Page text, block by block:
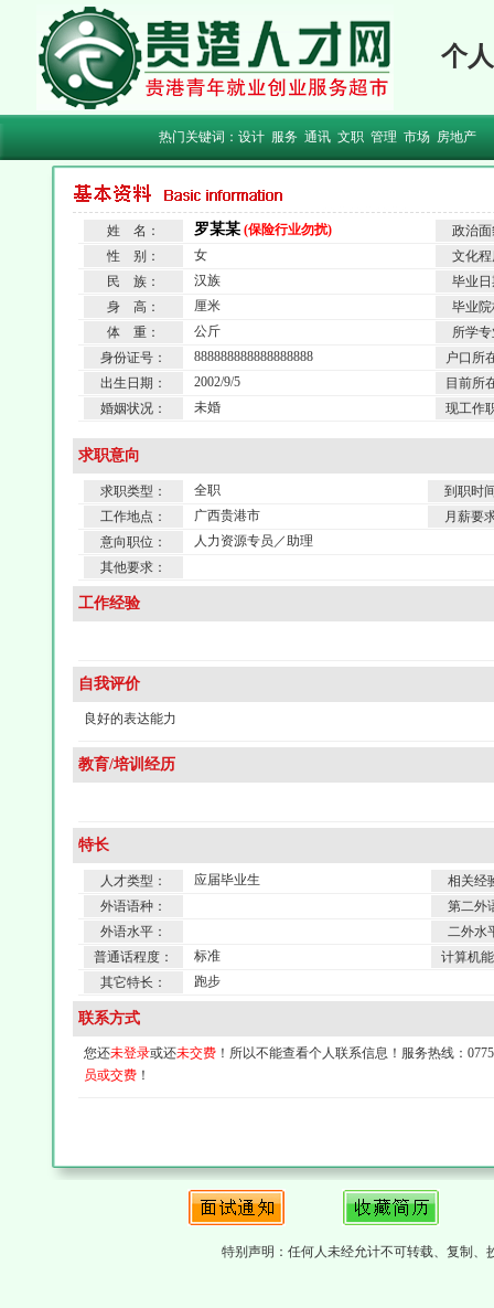
个
热门关键词： 设计 服务 通讯 文职 管理 市场 房地产
姓 名： 罗某某 (保险行业勿扰)
政治
性 别：
女
文化
民 族：
汉族
毕业
身 高：
厘米
毕业
体 重：
公斤
所学
身份证号：
888888888888888888
户口所
出生日期：
2002/9/5
目前所
婚姻状况：
未婚 现工作
求职意向
求职类型： 全职
到职时
工作地点：
广西贵港市
月薪要
意向职位：
人力资源专员／助理
其他要求：
工作经验
自我评价
良好的表达能力
教育/培训经历
特长
人才类型： 应届毕业生
相关经
外语语种：
第二外
外语水平：
二外水
普通话程度：
标准
计算机
其它特长：
跑步
联系方式
您还未登录或还未交费 ！所以不能查看个人联系信息！服务热线：
员或交费 ！
特别声明：任何人未经允计不可转载、复制